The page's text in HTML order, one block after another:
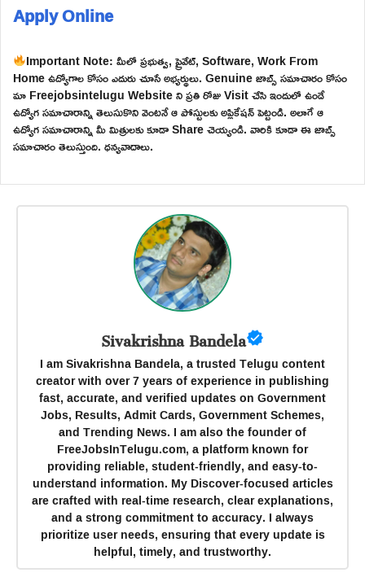
Apply Online
Important Note: మీలో ప్రభుత్వ, ప్రైవేట్, Software, Work From
Home ఉద్యోగాల కోసం ఎదురు చూసే అభ్యర్థులు. Genuine జాబ్స్ సమాచారం కోసం
మా Freejobsintelugu Website ని ప్రతి రోజు Visit చేసి ఇందులో ఉండే
ఉద్యోగ సమాచారాన్ని తెలుసుకొని వెంటనే ఆ పోస్టులకు అప్లికేషన్ పెట్టండి. అలాగే ఆ
ఉద్యోగ సమాచారాన్ని మీ మిత్రులకు కూడా Share చెయ్యండి. వారికి కూడా ఈ జాబ్స్
సమాచారం తెలుస్తుంది. ధన్యవాదాలు.
Sivakrishna Bandela
I am Sivakrishna Bandela, a trusted Telugu content
creator with over 7 years of experience in publishing
fast, accurate, and verified updates on Government
Jobs, Results, Admit Cards, Government Schemes,
and Trending News. I am also the founder of
FreeJobsInTelugu.com, a platform known for
providing reliable, student-friendly, and easy-to-
understand information. My Discover-focused articles
are crafted with real-time research, clear explanations,
and a strong commitment to accuracy. I always
prioritize user needs, ensuring that every update is
helpful, timely, and trustworthy.